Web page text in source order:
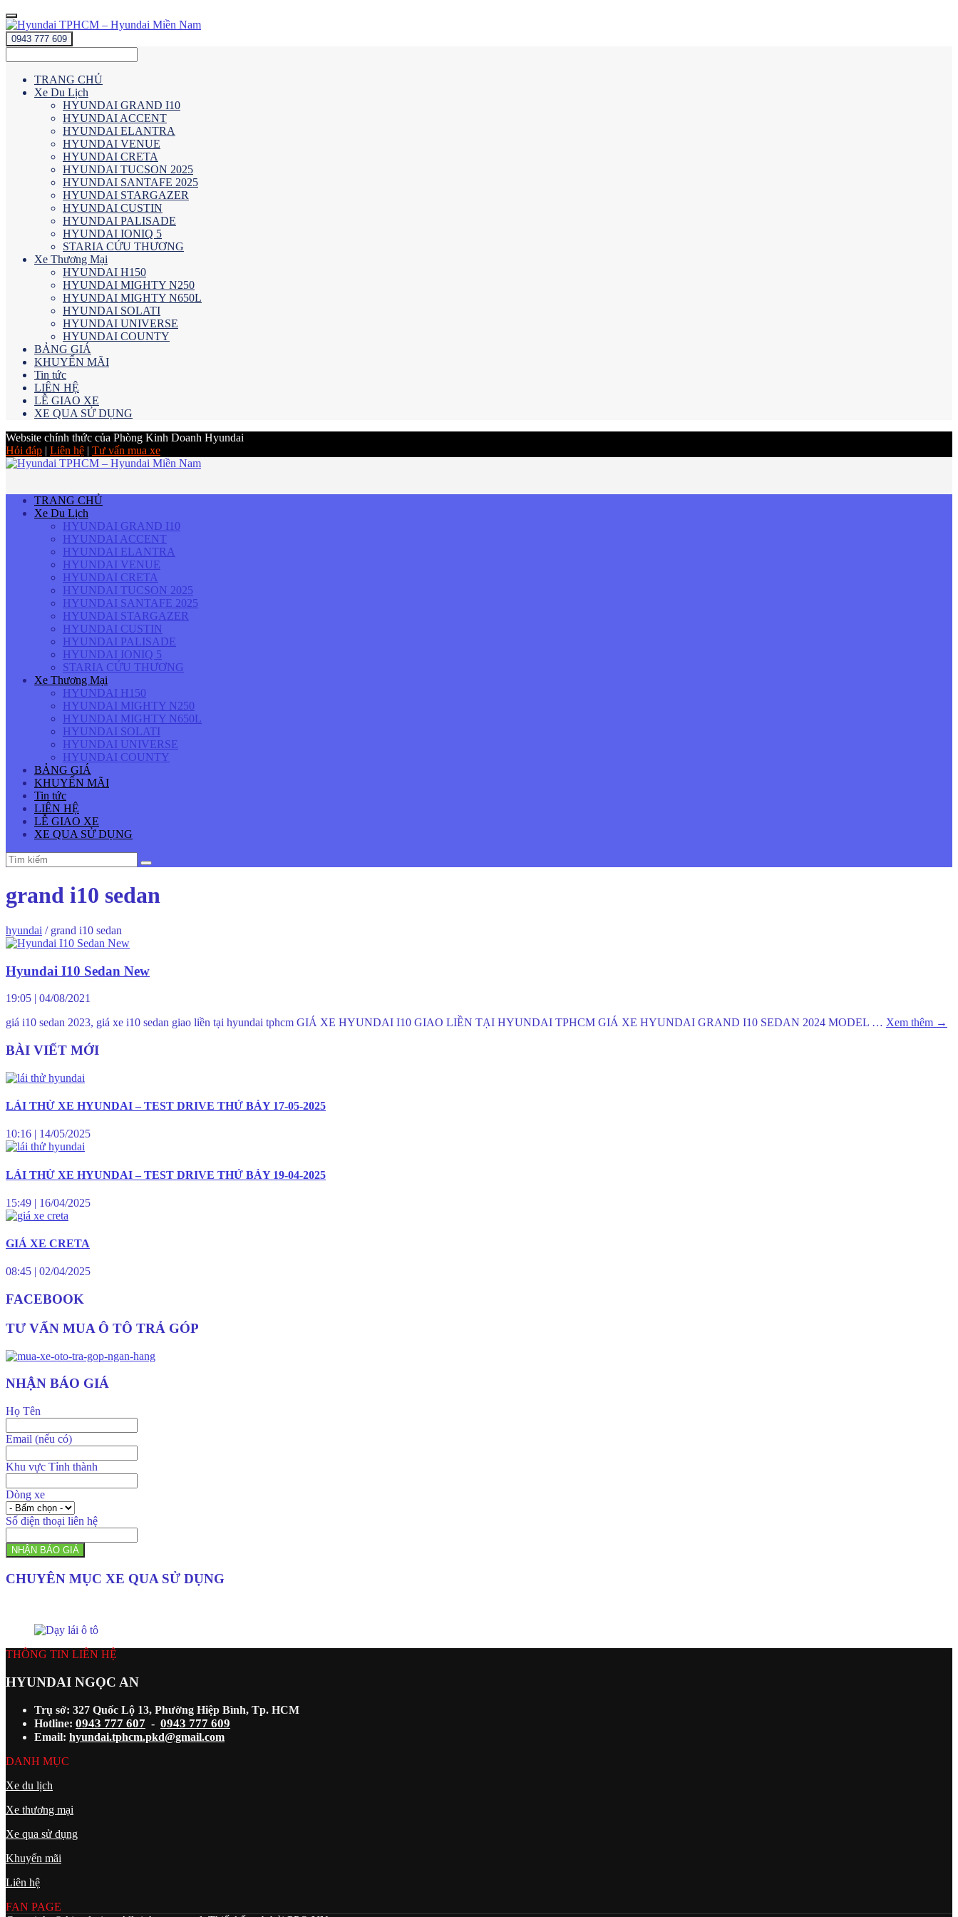
0943 777 609
TRANG CHỦ
Xe Du Lịch
HYUNDAI GRAND I10
HYUNDAI ACCENT
HYUNDAI ELANTRA
HYUNDAI VENUE
HYUNDAI CRETA
HYUNDAI TUCSON 2025
HYUNDAI SANTAFE 2025
HYUNDAI STARGAZER
HYUNDAI CUSTIN
HYUNDAI PALISADE
HYUNDAI IONIQ 5
STARIA CỨU THƯƠNG
Xe Thương Mại
HYUNDAI H150
HYUNDAI MIGHTY N250
HYUNDAI MIGHTY N650L
HYUNDAI SOLATI
HYUNDAI UNIVERSE
HYUNDAI COUNTY
BẢNG GIÁ
KHUYẾN MÃI
Tin tức
LIÊN HỆ
LỄ GIAO XE
XE QUA SỬ DỤNG
Website chính thức của Phòng Kinh Doanh Hyundai
Hỏi đáp | Liên hệ | Tư vấn mua xe
TRANG CHỦ
Xe Du Lịch
HYUNDAI GRAND I10
HYUNDAI ACCENT
HYUNDAI ELANTRA
HYUNDAI VENUE
HYUNDAI CRETA
HYUNDAI TUCSON 2025
HYUNDAI SANTAFE 2025
HYUNDAI STARGAZER
HYUNDAI CUSTIN
HYUNDAI PALISADE
HYUNDAI IONIQ 5
STARIA CỨU THƯƠNG
Xe Thương Mại
HYUNDAI H150
HYUNDAI MIGHTY N250
HYUNDAI MIGHTY N650L
HYUNDAI SOLATI
HYUNDAI UNIVERSE
HYUNDAI COUNTY
BẢNG GIÁ
KHUYẾN MÃI
Tin tức
LIÊN HỆ
LỄ GIAO XE
XE QUA SỬ DỤNG
grand i10 sedan
hyundai / grand i10 sedan
Hyundai I10 Sedan New
19:05 | 04/08/2021
giá i10 sedan 2023, giá xe i10 sedan giao liền tại hyundai tphcm GIÁ XE HYUNDAI I10 GIAO LIỀN TẠI HYUNDAI TPHCM GIÁ XE HYUNDAI GRAND I10 SEDAN 2024 MODEL … Xem thêm →
BÀI VIẾT MỚI
LÁI THỬ XE HYUNDAI – TEST DRIVE THỨ BẢY 17-05-2025
10:16 | 14/05/2025
LÁI THỬ XE HYUNDAI – TEST DRIVE THỨ BẢY 19-04-2025
15:49 | 16/04/2025
GIÁ XE CRETA
08:45 | 02/04/2025
FACEBOOK
TƯ VẤN MUA Ô TÔ TRẢ GÓP
NHẬN BÁO GIÁ
Họ Tên
Email (nếu có)
Khu vực Tỉnh thành
Dòng xe
Số điện thoại liên hệ
NHẬN BÁO GIÁ
CHUYÊN MỤC XE QUA SỬ DỤNG
THÔNG TIN LIÊN HỆ
HYUNDAI NGỌC AN
Trụ sở: 327 Quốc Lộ 13, Phường Hiệp Bình, Tp. HCM
Hotline: 0943 777 607 - 0943 777 609
Email: hyundai.tphcm.pkd@gmail.com
DANH MỤC
Xe du lịch
Xe thương mại
Xe qua sử dụng
Khuyến mãi
Liên hệ
FAN PAGE